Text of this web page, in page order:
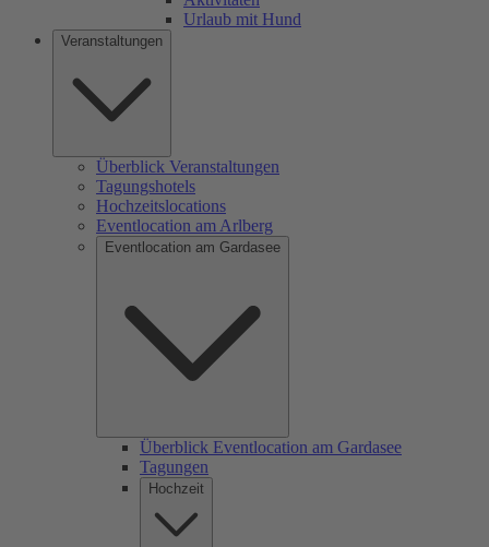
Urlaub mit Hund
Veranstaltungen
Überblick Veranstaltungen
Tagungshotels
Hochzeitslocations
Eventlocation am Arlberg
Eventlocation am Gardasee
Überblick Eventlocation am Gardasee
Tagungen
Hochzeit